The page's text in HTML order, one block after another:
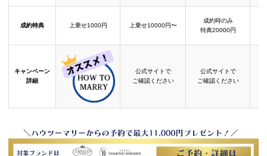
成約特典 上乗せ1000円 上乗せ10000円〜
成約時のみ
特典20000円
キャンペーン
詳細
公式サイトで
ご確認ください
公式サイトで
ご確認ください